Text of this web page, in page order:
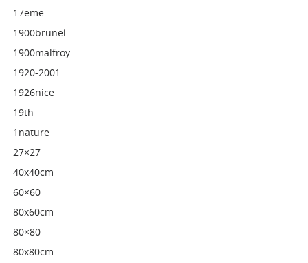
17eme
1900brunel
1900malfroy
1920-2001
1926nice
19th
1nature
27×27
40x40cm
60×60
80x60cm
80×80
80x80cm